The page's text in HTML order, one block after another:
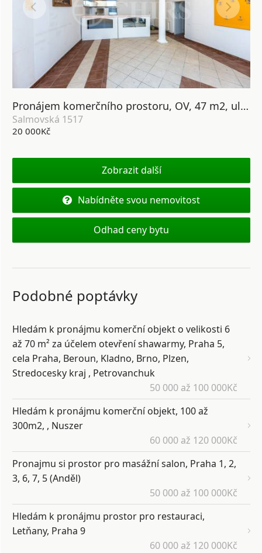
Pronájem komerčního prostoru, OV, 47 m2, ul. Salmovská 1517/14, Praha 2 - Nové město
Salmovská 1517
20 000Kč
Zobrazit další
Nabídněte svou nemovitost
Odhad ceny bytu
Podobné poptávky
Hledám k pronájmu komerční objekt o velikosti 6
až 70 m² za účelem otevření shawarmy, Praha 5,
cela Praha, Beroun, Kladno, Brno, Plzen,
Stredocesky kraj , Petrovanchuk
50 000 až 100 000Kč
Hledám k pronájmu komerční objekt, 100 až
300m2, , Nuszer
60 000 až 120 000Kč
Pronajmu si prostor pro masážní salon, Praha 1, 2,
3, 6, 7, 5 (Anděl)
50 000 až 100 000Kč
Hledám k pronájmu prostor pro restauraci,
Letňany, Praha 9
60 000 až 120 000Kč